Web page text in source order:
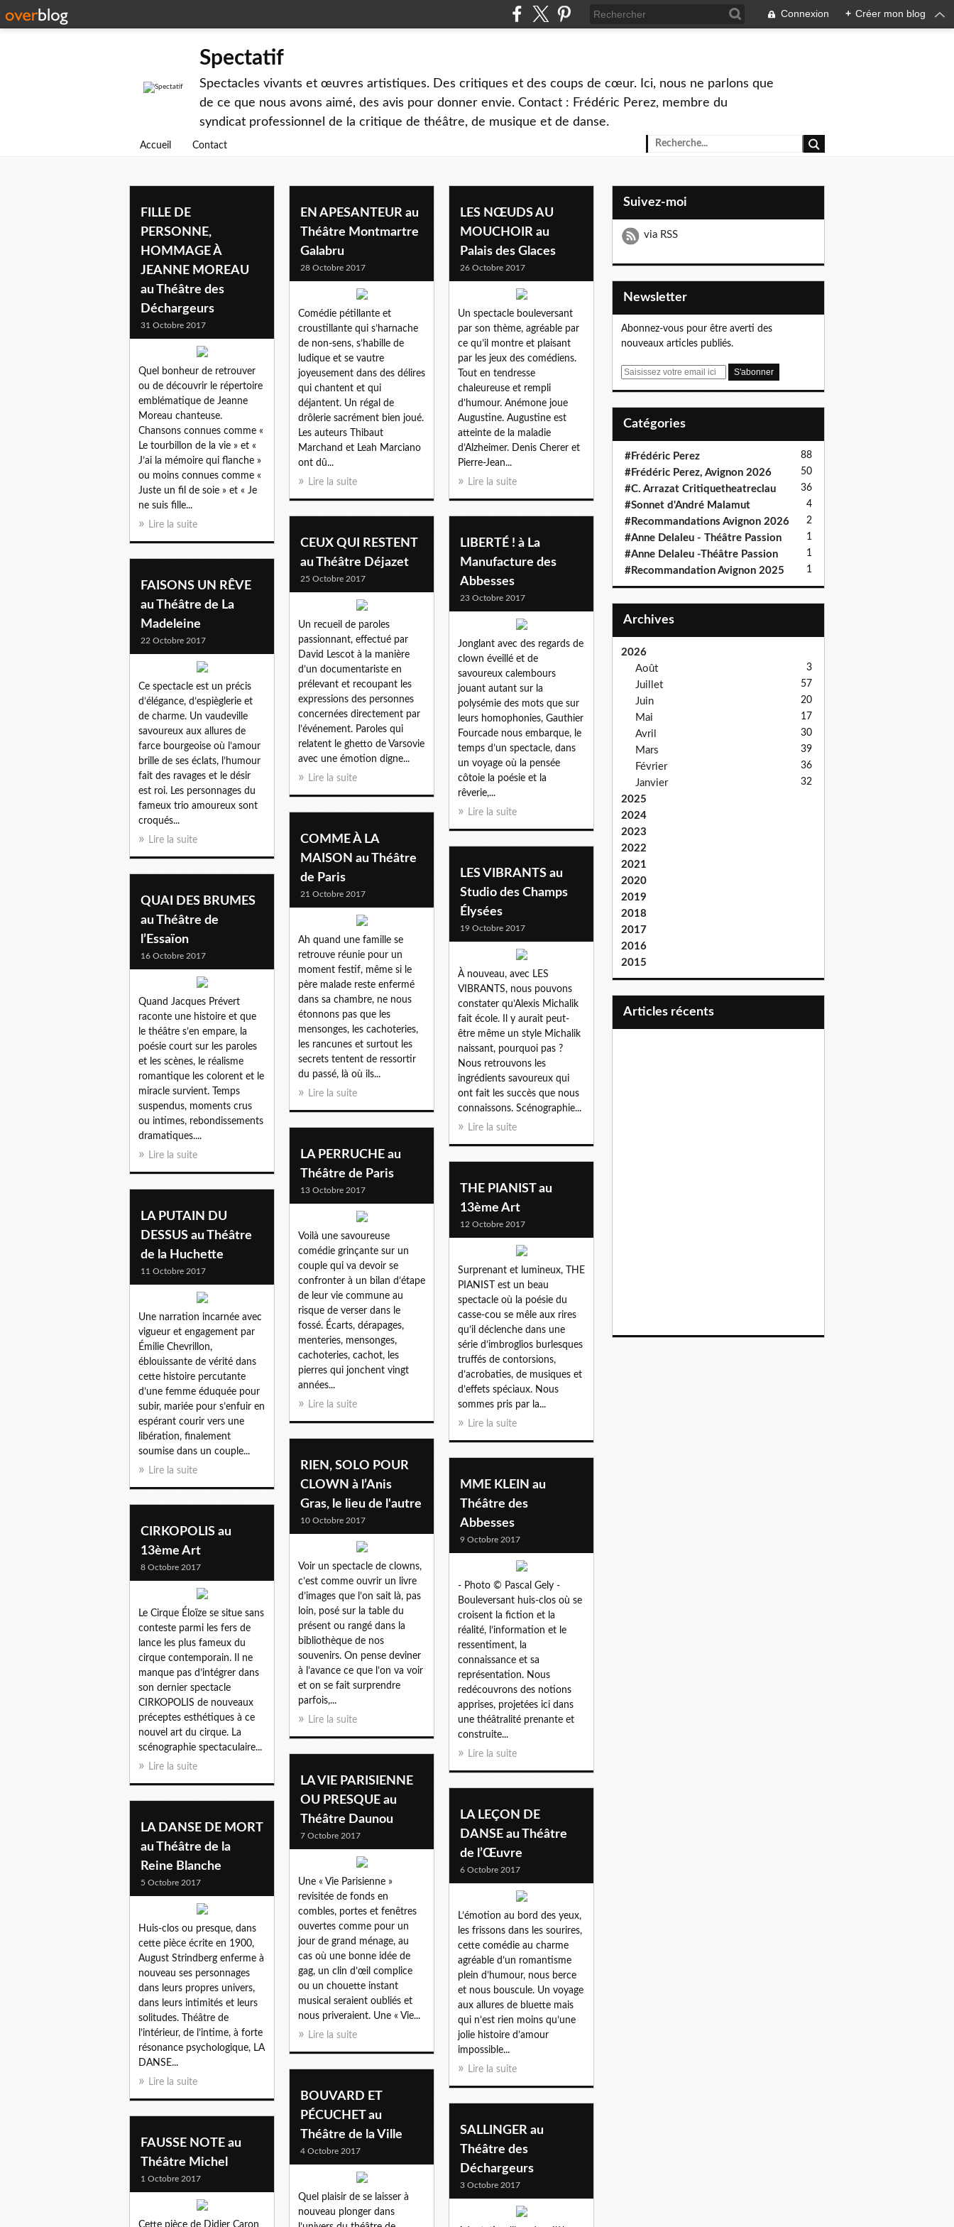
Connexion + Créer mon blog
Spectatif
Spectacles vivants et œuvres artistiques. Des critiques et des coups de cœur. Ici, nous ne parlons que
de ce que nous avons aimé, des avis pour donner envie. Contact : Frédéric Perez, membre du
syndicat professionnel de la critique de théâtre, de musique et de danse.
Accueil Contact
FILLE DE
PERSONNE,
HOMMAGE À
JEANNE MOREAU
au Théâtre des
Déchargeurs
31 Octobre 2017
Quel bonheur de retrouver
ou de découvrir le répertoire
emblématique de Jeanne
Moreau chanteuse.
Chansons connues comme «
Le tourbillon de la vie » et «
J’ai la mémoire qui flanche »
ou moins connues comme «
Juste un fil de soie » et « Je
ne suis fille...
Lire la suite
EN APESANTEUR au
Théâtre Montmartre
Galabru
28 Octobre 2017
Comédie pétillante et
croustillante qui s’harnache
de non-sens, s’habille de
ludique et se vautre
joyeusement dans des délires
qui chantent et qui
déjantent. Un régal de
drôlerie sacrément bien joué.
Les auteurs Thibaut
Marchand et Leah Marciano
ont dû...
Lire la suite
LES NŒUDS AU
MOUCHOIR au
Palais des Glaces
26 Octobre 2017
Un spectacle bouleversant
par son thème, agréable par
ce qu’il montre et plaisant
par les jeux des comédiens.
Tout en tendresse
chaleureuse et rempli
d’humour. Anémone joue
Augustine. Augustine est
atteinte de la maladie
d’Alzheimer. Denis Cherer et
Pierre-Jean...
Lire la suite
CEUX QUI RESTENT
au Théâtre Déjazet
25 Octobre 2017
Un recueil de paroles
passionnant, effectué par
David Lescot à la manière
d’un documentariste en
prélevant et recoupant les
expressions des personnes
concernées directement par
l’événement. Paroles qui
relatent le ghetto de Varsovie
avec une émotion digne...
Lire la suite
LIBERTÉ ! à La
Manufacture des
Abbesses
23 Octobre 2017
Jonglant avec des regards de
clown éveillé et de
savoureux calembours
jouant autant sur la
polysémie des mots que sur
leurs homophonies, Gauthier
Fourcade nous embarque, le
temps d’un spectacle, dans
un voyage où la pensée
côtoie la poésie et la
rêverie,...
Lire la suite
FAISONS UN RÊVE
au Théâtre de La
Madeleine
22 Octobre 2017
Ce spectacle est un précis
d’élégance, d’espièglerie et
de charme. Un vaudeville
savoureux aux allures de
farce bourgeoise où l’amour
brille de ses éclats, l’humour
fait des ravages et le désir
est roi. Les personnages du
fameux trio amoureux sont
croqués...
Lire la suite
COMME À LA
MAISON au Théâtre
de Paris
21 Octobre 2017
Ah quand une famille se
retrouve réunie pour un
moment festif, même si le
père malade reste enfermé
dans sa chambre, ne nous
étonnons pas que les
mensonges, les cachoteries,
les rancunes et surtout les
secrets tentent de ressortir
du passé, là où ils...
Lire la suite
LES VIBRANTS au
Studio des Champs
Élysées
19 Octobre 2017
À nouveau, avec LES
VIBRANTS, nous pouvons
constater qu’Alexis Michalik
fait école. Il y aurait peut-
être même un style Michalik
naissant, pourquoi pas ?
Nous retrouvons les
ingrédients savoureux qui
ont fait les succès que nous
connaissons. Scénographie...
Lire la suite
QUAI DES BRUMES
au Théâtre de
l’Essaïon
16 Octobre 2017
Quand Jacques Prévert
raconte une histoire et que
le théâtre s’en empare, la
poésie court sur les paroles
et les scènes, le réalisme
romantique les colorent et le
miracle survient. Temps
suspendus, moments crus
ou intimes, rebondissements
dramatiques....
Lire la suite
LA PERRUCHE au
Théâtre de Paris
13 Octobre 2017
Voilà une savoureuse
comédie grinçante sur un
couple qui va devoir se
confronter à un bilan d’étape
de leur vie commune au
risque de verser dans le
fossé. Écarts, dérapages,
menteries, mensonges,
cachoteries, cachot, les
pierres qui jonchent vingt
années...
Lire la suite
THE PIANIST au
13ème Art
12 Octobre 2017
Surprenant et lumineux, THE
PIANIST est un beau
spectacle où la poésie du
casse-cou se mêle aux rires
qu’il déclenche dans une
série d’imbroglios burlesques
truffés de contorsions,
d’acrobaties, de musiques et
d’effets spéciaux. Nous
sommes pris par la...
Lire la suite
LA PUTAIN DU
DESSUS au Théâtre
de la Huchette
11 Octobre 2017
Une narration incarnée avec
vigueur et engagement par
Émilie Chevrillon,
éblouissante de vérité dans
cette histoire percutante
d’une femme éduquée pour
subir, mariée pour s’enfuir en
espérant courir vers une
libération, finalement
soumise dans un couple...
Lire la suite
RIEN, SOLO POUR
CLOWN à l’Anis
Gras, le lieu de l'autre
10 Octobre 2017
Voir un spectacle de clowns,
c’est comme ouvrir un livre
d’images que l’on sait là, pas
loin, posé sur la table du
présent ou rangé dans la
bibliothèque de nos
souvenirs. On pense deviner
à l’avance ce que l’on va voir
et on se fait surprendre
parfois,...
Lire la suite
MME KLEIN au
Théâtre des
Abbesses
9 Octobre 2017
- Photo © Pascal Gely -
Bouleversant huis-clos où se
croisent la fiction et la
réalité, l’information et le
ressentiment, la
connaissance et sa
représentation. Nous
redécouvrons des notions
apprises, projetées ici dans
une théâtralité prenante et
construite...
Lire la suite
CIRKOPOLIS au
13ème Art
8 Octobre 2017
Le Cirque Éloïze se situe sans
conteste parmi les fers de
lance les plus fameux du
cirque contemporain. Il ne
manque pas d’intégrer dans
son dernier spectacle
CIRKOPOLIS de nouveaux
préceptes esthétiques à ce
nouvel art du cirque. La
scénographie spectaculaire...
Lire la suite
LA VIE PARISIENNE
OU PRESQUE au
Théâtre Daunou
7 Octobre 2017
Une « Vie Parisienne »
revisitée de fonds en
combles, portes et fenêtres
ouvertes comme pour un
jour de grand ménage, au
cas où une bonne idée de
gag, un clin d’œil complice
ou un chouette instant
musical seraient oubliés et
nous priveraient. Une « Vie...
Lire la suite
LA LEÇON DE
DANSE au Théâtre
de l’Œuvre
6 Octobre 2017
L’émotion au bord des yeux,
les frissons dans les sourires,
cette comédie au charme
agréable d’un romantisme
plein d’humour, nous berce
et nous bouscule. Un voyage
aux allures de bluette mais
qui n’est rien moins qu’une
jolie histoire d’amour
impossible...
Lire la suite
LA DANSE DE MORT
au Théâtre de la
Reine Blanche
5 Octobre 2017
Huis-clos ou presque, dans
cette pièce écrite en 1900,
August Strindberg enferme à
nouveau ses personnages
dans leurs propres univers,
dans leurs intimités et leurs
solitudes. Théâtre de
l’intérieur, de l’intime, à forte
résonance psychologique, LA
DANSE...
Lire la suite
BOUVARD ET
PÉCUCHET au
Théâtre de la Ville
4 Octobre 2017
Quel plaisir de se laisser à
nouveau plonger dans
SALLINGER au
Théâtre des
Déchargeurs
3 Octobre 2017
FAUSSE NOTE au
Théâtre Michel
1 Octobre 2017
Cette pièce de Didier Caron
Suivez-moi
via RSS
Newsletter
Abonnez-vous pour être averti des
nouveaux articles publiés.
E
Catégories
#Frédéric Perez 88
#Frédéric Perez, Avignon 2026 50
#C. Arrazat Critiquetheatreclau 36
#Sonnet d'André Malamut 4
#Recommandations Avignon 2026 2
#Anne Delaleu - Théâtre Passion 1
#Anne Delaleu -Théâtre Passion 1
#Recommandation Avignon 2025 1
Archives
2026
Août
3
Juillet 57
Juin 20
Mai 17
Avril 30
Mars 39
Février 36
Janvier 32
2025
2024
2023
2022
2021
2020
2019
2018
2017
2016
2015
articles récents